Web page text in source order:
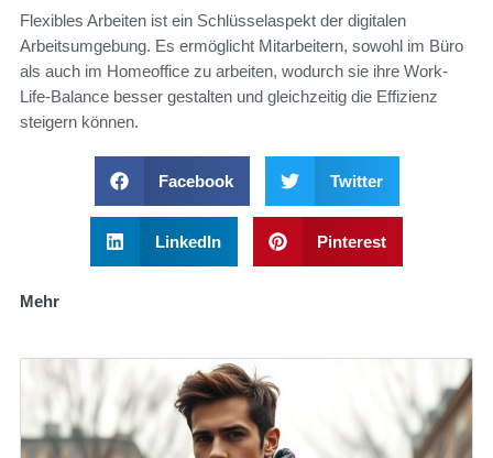
Flexibles Arbeiten ist ein Schlüsselaspekt der digitalen
Arbeitsumgebung. Es ermöglicht Mitarbeitern, sowohl im Büro
als auch im Homeoffice zu arbeiten, wodurch sie ihre Work-
Life-Balance besser gestalten und gleichzeitig die Effizienz
steigern können.
Facebook Twitter
LinkedIn Pinterest
Mehr